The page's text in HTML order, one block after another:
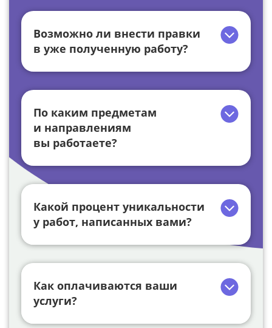
Возможно ли внести правки
в уже полученную работу?
По каким предметам
и направлениям
вы работаете?
Какой процент уникальности
у работ, написанных вами?
Как оплачиваются ваши
услуги?